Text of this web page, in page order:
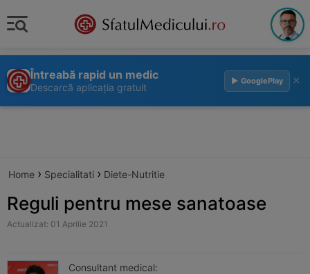
Întreabă rapid un medic
Descarcă aplicația gratuit
▶ GooglePlay ×
Home › Specialitati › Diete-Nutritie
Reguli pentru mese sanatoase
Actualizat: 01 Aprilie 2021
Consultant medical: